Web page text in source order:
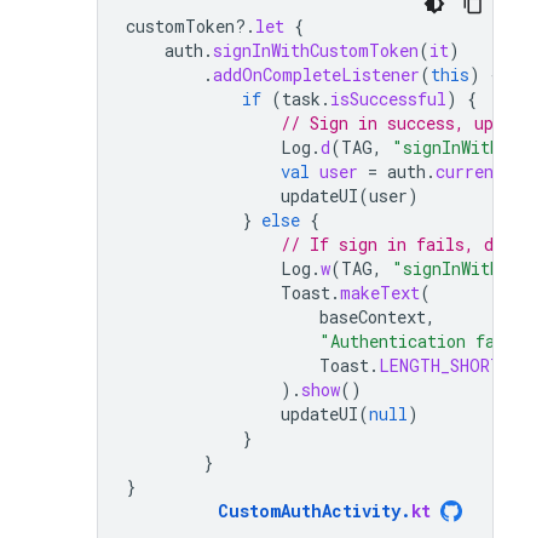
customToken?. let {
auth . signInWithCustomToken(it)
.addOnCompleteListener(this) {
if (task . isSuccessful)
{
// Sign in success,
Log .d(TAG,
val user = auth .currentUser
updateUI(user)
} else {
// If sign in fails, display
Log .w(TAG,
Toast.makeText(
baseContext,
"Authentication
Toast. LENGTH_SHORT
). show()
updateUI(null)
}
}
}
CustomAuthActivity. kt